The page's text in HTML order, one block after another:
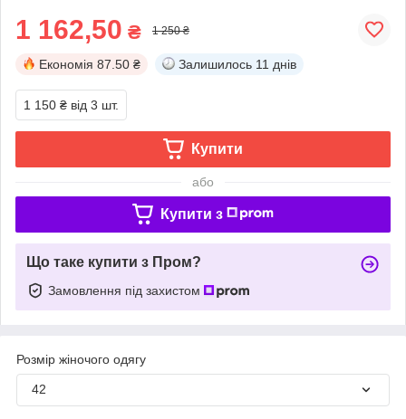
1 162,50 ₴ 1 250 ₴
Економія 87.50 ₴ Залишилось 11 днів
1 150 ₴ від 3 шт.
Купити
або
Купити з
Що таке купити з Пром?
Замовлення під захистом
Розмір жіночого одягу
42